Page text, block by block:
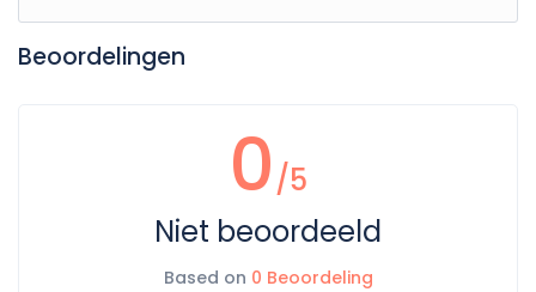
Alle trekkingdiensten
Hotels in Islamabad en Skardu
Retourvluchten naar Skardu en Islamabad
Beoordelingen
0/5
Niet beoordeeld
Based on 0 Beoordeling